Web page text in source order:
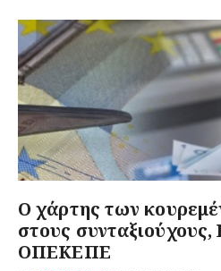
Ο χάρτης των
στους
ΟΠΕΚΕΠΕ